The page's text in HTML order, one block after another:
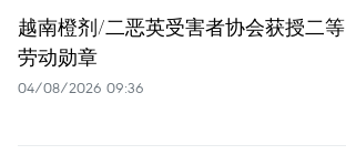
越南橙剂/二恶英受害者协会获授二等
劳动勋章
04/08/2026 09:36